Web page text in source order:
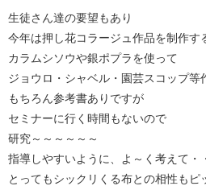
生徒さん達の要望もあり
今年は押し花コラージュ作品を制作す
カラムシソウや銀ポプラを使って
ジョウロ・シャベル・園芸スコップ等
もちろん参考書ありですが
セミナーに行く時間もないので
研究～～～～～～
指導しやすいように、よ～く考えて・
とってもシックリくる布との相性もピ